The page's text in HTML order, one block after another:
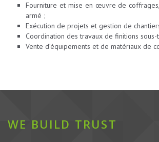
Fourniture et mise en œuvre de
armé ;
Exécution de projets et gestion de
Coordination des travaux de finitions sous-
Vente d’équipements et de matériaux de
WE BUILD TRUST